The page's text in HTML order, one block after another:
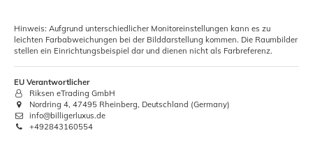
Hinweis: Aufgrund unterschiedlicher Monitoreinstellungen kann es zu
leichten Farbabweichungen bei der Bilddarstellung kommen. Die Raumbilder
stellen ein Einrichtungsbeispiel dar und dienen nicht als Farbreferenz.
EU Verantwortlicher
Riksen eTrading GmbH
Nordring 4, 47495 Rheinberg, Deutschland (Germany)
info@billigerluxus.de
+492843160554